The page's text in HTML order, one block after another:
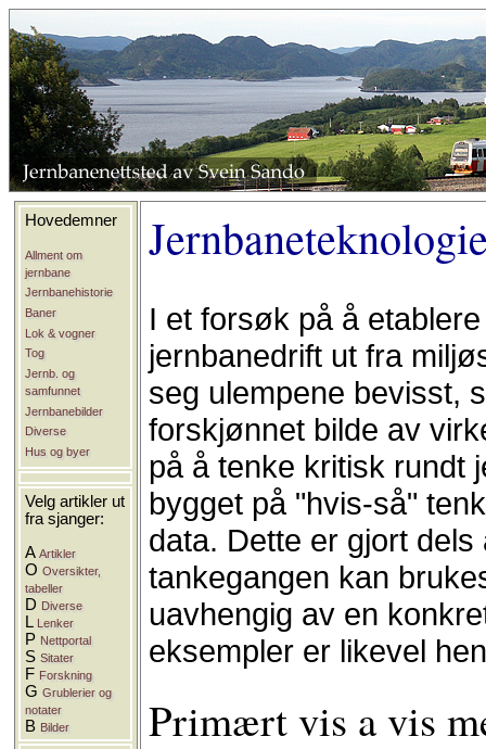
Hovedemner
Allment om
jernbane
Jernbanehistorie
Baner
Lok & vogner
Tog
Jernb. og
samfunnet
Jernbanebilder
Diverse
Hus og byer
Velg artikler ut
fra sjanger:
AArtikler
OOversikter,
tabeller
D Diverse
L Lenker
P Nettportal
SSitater
F Forskning
GGrublerier og
notater
B Bilder
I et forsøk på å
jernbanedrift ut fra
seg ulempene bevisst,
forskjønnet bilde av
på å tenke kritisk rundt
bygget på "hvis-så"
data. Dette er gjort
tankegangen kan
uavhengig av en
eksempler er likevel
Primært vis a vis